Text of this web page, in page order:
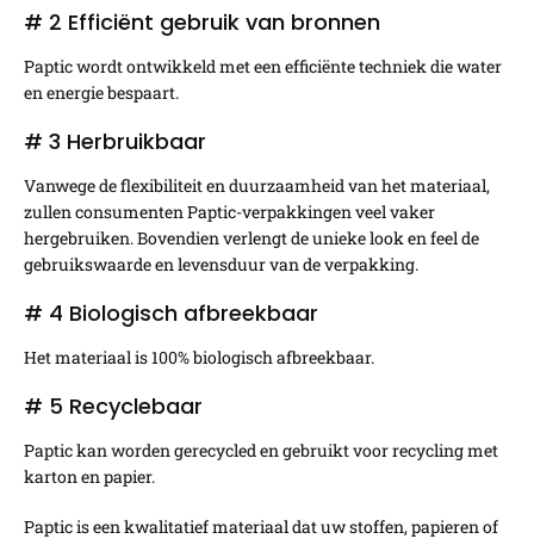
# 2 Efficiënt gebruik van bronnen
Paptic wordt ontwikkeld met een efficiënte techniek die water
en energie bespaart.
# 3 Herbruikbaar
Vanwege de flexibiliteit en duurzaamheid van het materiaal,
zullen consumenten Paptic-verpakkingen veel vaker
hergebruiken. Bovendien verlengt de unieke look en feel de
gebruikswaarde en levensduur van de verpakking.
# 4 Biologisch afbreekbaar
Het materiaal is 100% biologisch afbreekbaar.
# 5 Recyclebaar
Paptic kan worden gerecycled en gebruikt voor recycling met
karton en papier.
Paptic is een kwalitatief materiaal dat uw stoffen, papieren of